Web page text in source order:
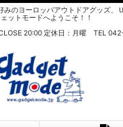
のヨーロッパアウトドアグッズ、
ットモードへようこそ！！
20:00 定休日：月曜 TEL